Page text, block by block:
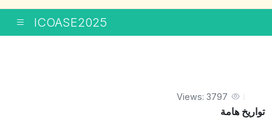
ICOASE2025
Views: 3797
تواريخ هامة